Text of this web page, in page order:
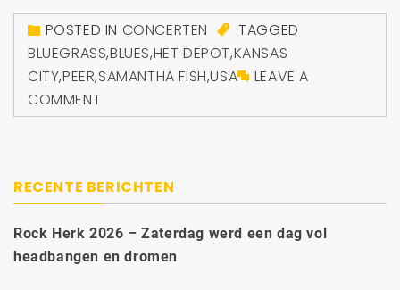
POSTED IN CONCERTEN
TAGGED
BLUEGRASS,BLUES,HET DEPOT,KANSAS
CITY,PEER,SAMANTHA FISH,USA
LEAVE A
COMMENT
RECENTE BERICHTEN
Rock Herk 2026 – Zaterdag werd een dag vol
headbangen en dromen